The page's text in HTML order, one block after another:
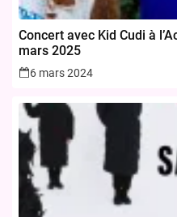
Concert avec Kid Cudi à
mars 2025
6 mars 2024